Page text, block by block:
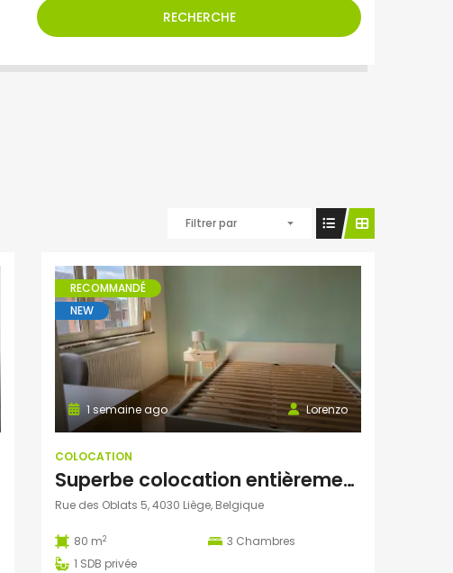
RECHERCHE
Filtrer par
RECOMMANDÉ
NEW
Lorenzo
1 semaine ago
COLOCATION
Superbe colocation entièrement rénovée à Grivegnée (Liège)
Rue des Oblats 5, 4030 Liège, Belgique
80 m2 3 Chambres
1 SDB privée